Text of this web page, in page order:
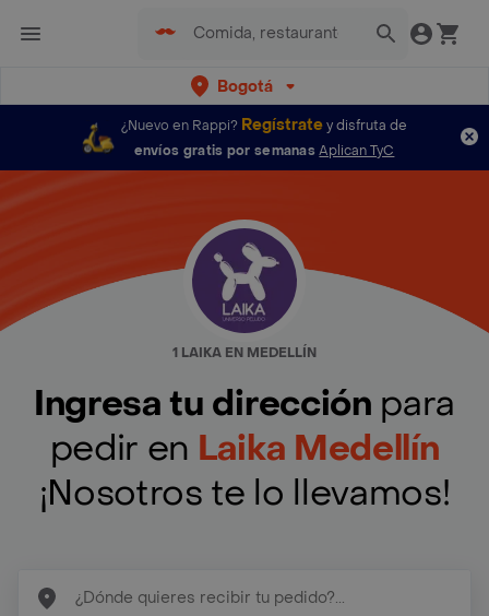
Bogotá
¿Nuevo en Rappi? Regístratey disfruta de
envíos gratis por semanas Aplican TyC
1 LAIKA EN MEDELLÍN
Ingresa tu dirección para
pedir en Laika Medellín
¡Nosotros te lo llevamos!